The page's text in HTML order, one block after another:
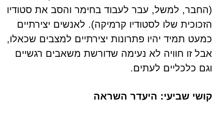
(החבר, למשל, עבר לעבוד בחימר והסב את סטודיו
הזכוכית שלו לסטודיו קרמיקה). לאנשים יצירתיים
כמעט תמיד יהיו פתרונות יצירתיים למצבים שכאלו,
אבל זו חוויה לא נעימה שדורשת משאבים רגשיים
וגם כלכליים לעתים.
קושי שביעי: היעדר השראה